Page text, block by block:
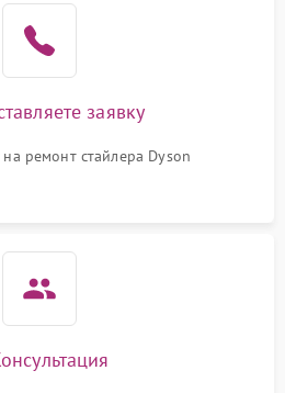
заявку
на ремонт стайлера Dyson